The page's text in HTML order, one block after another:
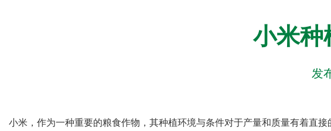
小米种
发
小米，作为一种重要的粮食作物，其种植环境与条件对于产量和质量有着直